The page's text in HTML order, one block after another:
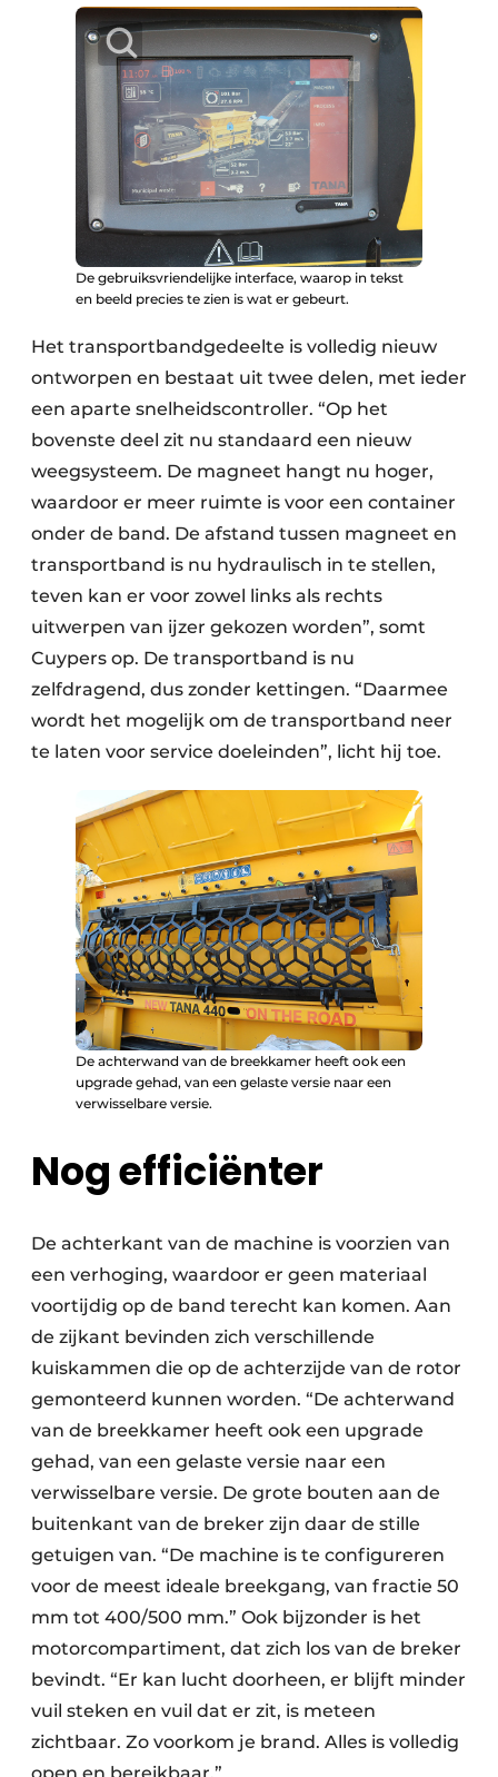
De gebruiksvriendelijke interface, waarop in tekst
en beeld precies te zien is wat er gebeurt.
Het transportbandgedeelte is volledig nieuw
ontworpen en bestaat uit twee delen, met ieder
een aparte snelheidscontroller. “Op het
bovenste deel zit nu standaard een nieuw
weegsysteem. De magneet hangt nu hoger,
waardoor er meer ruimte is voor een container
onder de band. De afstand tussen magneet en
transportband is nu hydraulisch in te stellen,
teven kan er voor zowel links als rechts
uitwerpen van ijzer gekozen worden”, somt
Cuypers op. De transportband is nu
zelfdragend, dus zonder kettingen. “Daarmee
wordt het mogelijk om de transportband neer
te laten voor service doeleinden”, licht hij toe.
De achterwand van de breekkamer heeft ook een
upgrade gehad, van een gelaste versie naar een
verwisselbare versie.
Nog efficiënter
De achterkant van de machine is voorzien van
een verhoging, waardoor er geen materiaal
voortijdig op de band terecht kan komen. Aan
de zijkant bevinden zich verschillende
kuiskammen die op de achterzijde van de rotor
gemonteerd kunnen worden. “De achterwand
van de breekkamer heeft ook een upgrade
gehad, van een gelaste versie naar een
verwisselbare versie. De grote bouten aan de
buitenkant van de breker zijn daar de stille
getuigen van. “De machine is te configureren
voor de meest ideale breekgang, van fractie 50
mm tot 400/500 mm.” Ook bijzonder is het
motorcompartiment, dat zich los van de breker
bevindt. “Er kan lucht doorheen, er blijft minder
vuil steken en vuil dat er zit, is meteen
zichtbaar. Zo voorkom je brand. Alles is volledig